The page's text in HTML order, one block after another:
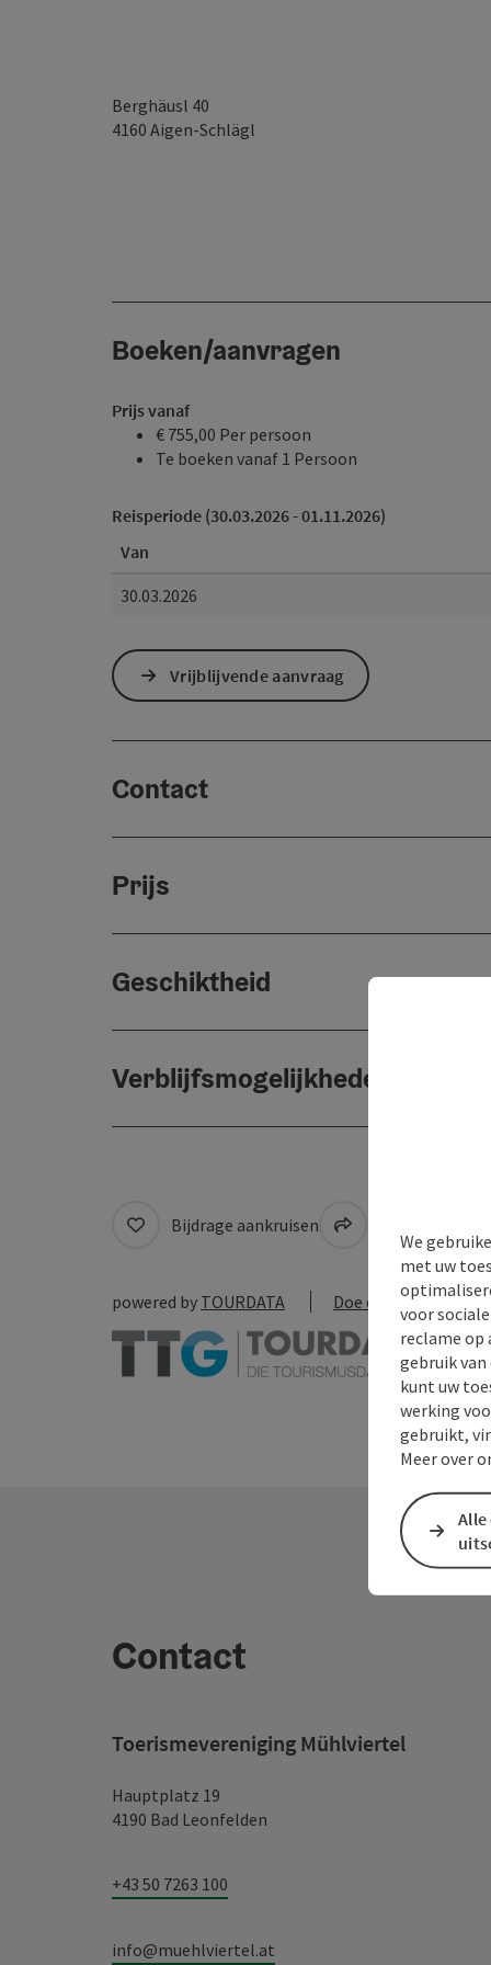
Berghäusl 40
4160 Aigen-Schlägl
Boeken/aanvragen
Prijs vanaf
€ 755,00 Per persoon
Te boeken vanaf 1 Persoon
Reisperiode (30.03.2026 - 01.11.2026)
Van
30.03.2026
Vrijblijvende aanvraag
Contact
Prijs
Geschiktheid
Verblijfsmogelijkheden
Bijdrage aankruisen
powered by TOURDATA Doe een suggestie
Contact
Toerismevereniging Mühlviertel
Hauptplatz 19
4190 Bad Leonfelden
+43 50 7263 100
info@muehlviertel.at
We
met uw
voor
reclame op
gebruik
kunt uw
werking
gebruikt,
Meer over
Alle